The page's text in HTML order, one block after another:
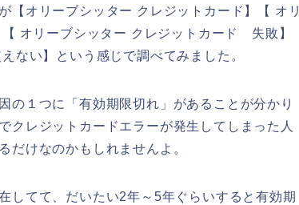
【オリーブシッター クレジットカード】【 オリ
オリーブシッター クレジットカード 失敗】
ない】という感じで調べてみました。
の１つに「有効期限切れ」があることが分かり
クレジットカードエラーが発生してしまった人
だけなのかもしれませんよ。
してて、だいたい2年～5年ぐらいすると有効期